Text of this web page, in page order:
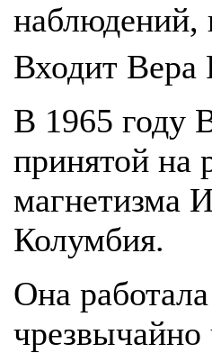
наблюдений,
Входит Вера
В 1965 году
принятой на
магнетизма
Колумбия.
Она
чрезвычайно